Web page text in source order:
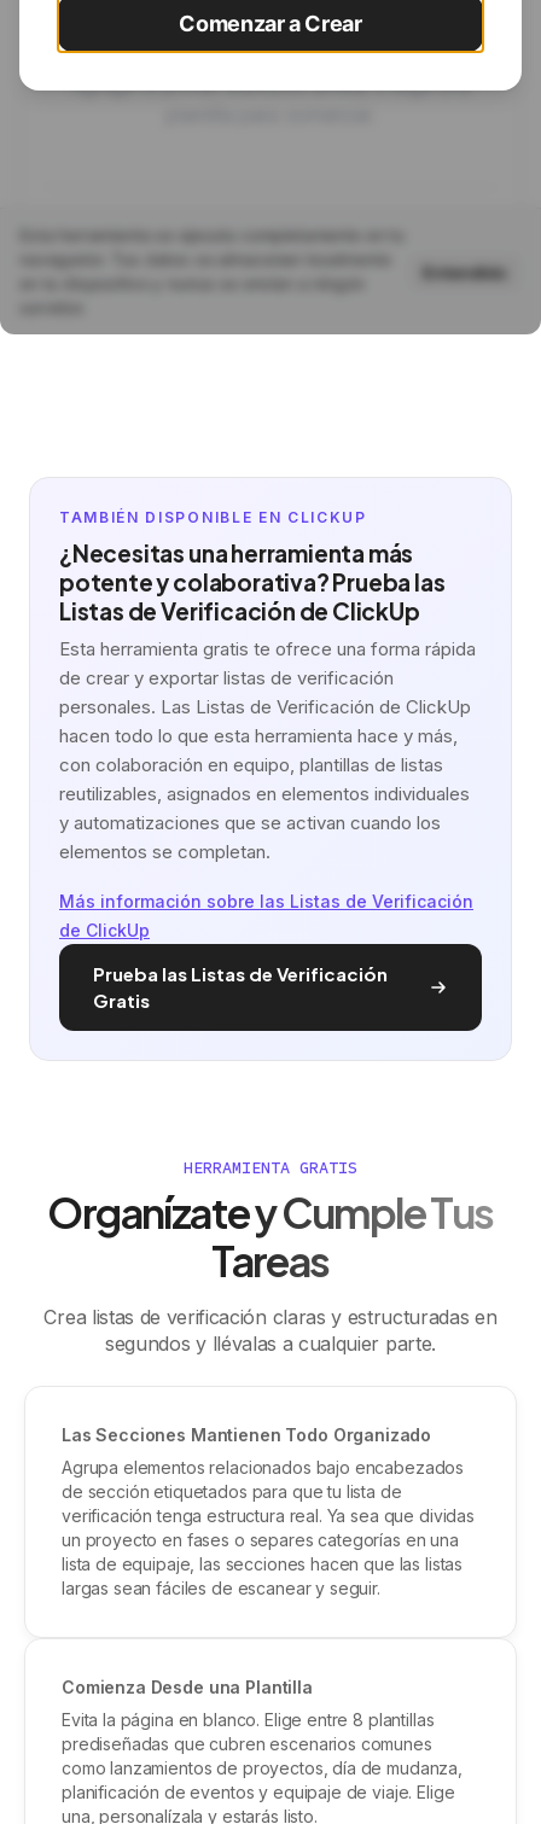
TAMBIÉN DISPONIBLE EN CLICKUP
¿Necesitas una herramienta más
potente y colaborativa? Prueba las
Listas de Verificación de ClickUp
Esta herramienta gratis te ofrece una forma rápida
de crear y exportar listas de verificación
personales. Las Listas de Verificación de ClickUp
hacen todo lo que esta herramienta hace y más,
con colaboración en equipo, plantillas de listas
reutilizables, asignados en elementos individuales
y automatizaciones que se activan cuando los
elementos se completan.
Más información sobre las Listas de Verificación
de ClickUp
Prueba las Listas de Verificación
Gratis
HERRAMIENTA GRATIS
Organízate y Cumple Tus
Tareas
Crea listas de verificación claras y estructuradas en
segundos y llévalas a cualquier parte.
Las Secciones Mantienen Todo Organizado
Agrupa elementos relacionados bajo encabezados
de sección etiquetados para que tu lista de
verificación tenga estructura real. Ya sea que dividas
un proyecto en fases o separes categorías en una
lista de equipaje, las secciones hacen que las listas
largas sean fáciles de escanear y seguir.
Comienza Desde una Plantilla
Evita la página en blanco. Elige entre 8 plantillas
prediseñadas que cubren escenarios comunes
como lanzamientos de proyectos, día de mudanza,
planificación de eventos y equipaje de viaje. Elige
una, personalízala y estarás listo.